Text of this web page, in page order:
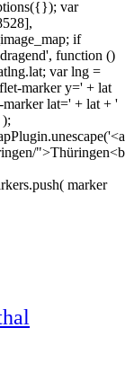
var
if
function ()
var lng =
marker y=' + lat
lat=' + lat + '
marker